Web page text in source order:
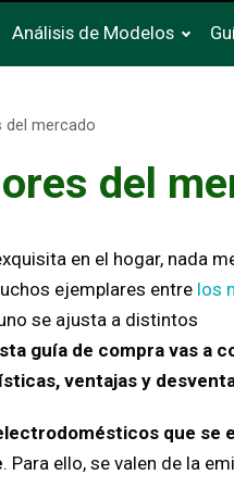
Análisis de Modelos
del mercado
del
en el hogar, nada
ejemplares entre los
se ajusta a distintos
guía de compra vas a
ventajas y
que se
. Para ello, se valen de la